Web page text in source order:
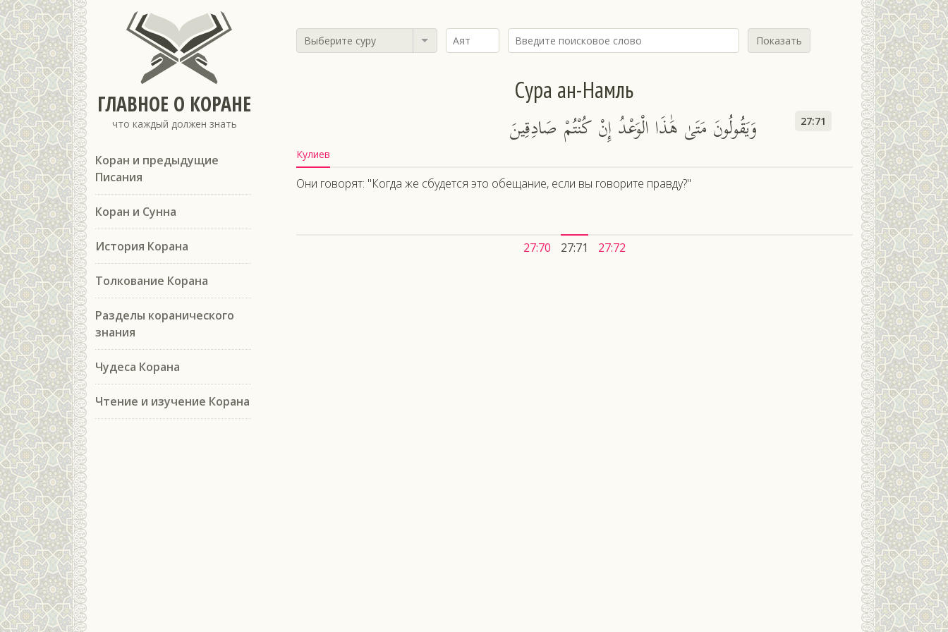
ГЛАВНОЕ О КОРАНЕ
что каждый должен знать
Коран и предыдущие
Писания
Коран и Сунна
История Корана
Толкование Корана
Разделы коранического
знания
Чудеса Корана
Чтение и изучение Корана
Выберите суру Показать
Сура ан-Намль
وَيَقُولُونَ مَتَىٰ هَٰذَا الْوَعْدُ إِنْ كُنْتُمْ صَادِقِينَ 27:71
Кулиев
Они говорят: "Когда же сбудется это обещание, если вы говорите правду?"
27:70 27:71 27:72